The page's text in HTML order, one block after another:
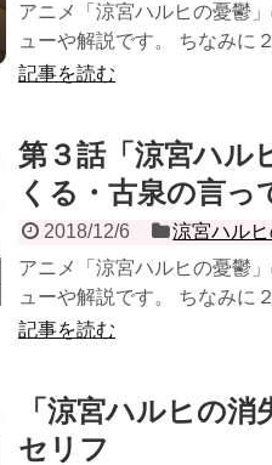
アニメ「涼宮ハルヒの憂鬱
ューや解説です。 ちなみに
記事を読む
第３話「涼宮ハル
くる・古泉の言
2018/12/6
涼宮ハル
アニメ「涼宮ハルヒの憂鬱
ューや解説です。 ちなみに
記事を読む
「涼宮ハルヒの
セリフ